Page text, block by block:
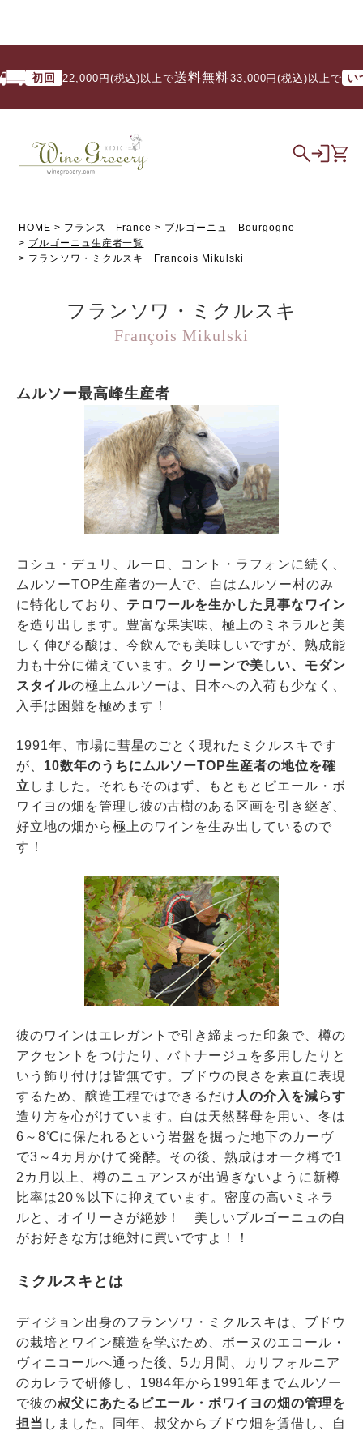
初回 22,000円(税込)以上で送料無料/ 33,000円(税込)以上で いつで
HOME フランス France
ブルゴーニュ Bourgogne
ブルゴーニュ生産者一覧
フランソワ・ミクルスキ Francois Mikulski
フランソワ・ミクルスキ
François Mikulski
ムルソー最高峰生産者
コシュ・デュリ、ルーロ、コント・ラフォンに続く、
ムルソーTOP生産者の一人で、白はムルソー村のみ
に特化しており、 テロワールを生かした見事なワイン
を造り出します。豊富な果実味、極上のミネラルと美
しく伸びる酸は、今飲んでも美味しいですが、熟成能
力も十分に備えています。 クリーンで美しい、モダン
スタイルの極上ムルソーは、日本への入荷も少なく、
入手は困難を極めます！
1991年、市場に彗星のごとく現れたミクルスキです
が、 10数年のうちにムルソーTOP生産者の地位を確
立 しました。それもそのはず、もともとピエール・ボ
ワイヨの畑を管理し彼の古樹のある区画を引き継ぎ、
好立地の畑から極上のワインを生み出しているので
す！
彼のワインはエレガントで引き締まった印象で、樽の
アクセントをつけたり、バトナージュを多用したりと
いう飾り付けは皆無です。ブドウの良さを素直に表現
するため、醸造工程ではできるだけ 人の介入を減らす
造り方を心がけています。白は天然酵母を用い、冬は
6～8℃に保たれるという岩盤を掘った地下のカーヴ
で3～4カ月かけて発酵。その後、熟成はオーク樽で1
2カ月以上、樽のニュアンスが出過ぎないように新樽
比率は20％以下に抑えています。密度の高いミネラ
ルと、オイリーさが絶妙！ 美しいブルゴーニュの白
がお好きな方は絶対に買いですよ！！
ミクルスキとは
ディジョン出身のフランソワ・ミクルスキは、ブドウ
の栽培とワイン醸造を学ぶため、ボーヌのエコール・
ヴィニコールへ通った後、5カ月間、カリフォルニア
のカレラで研修し、1984年から1991年までムルソー
で彼の叔父にあたるピエール・ボワイヨの畑の管理を
担当 しました。同年、叔父からブドウ畑を賃借し、自